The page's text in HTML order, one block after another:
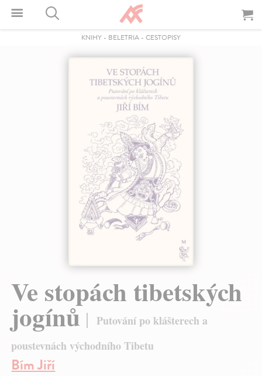
KNIHY - BELETRIA - CESTOPISY
Ve stopách tibetských
jogínů
Putování po klášterech a
poustevnách východního Tibetu
Bím Jiří